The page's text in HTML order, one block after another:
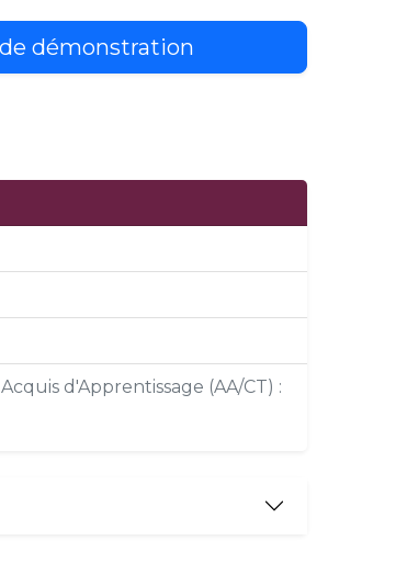
démonstration
d'Apprentissage (AA/CT) :